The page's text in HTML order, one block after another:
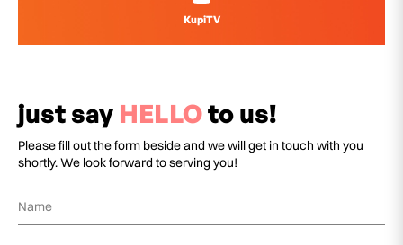
KupiTV
just say HELLOto us!
Please fill out the form beside and we will get in touch with you
shortly. We look forward to serving you!